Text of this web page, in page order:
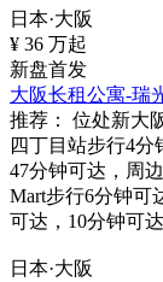
日本·大阪
¥ 36 万起
新盘首发
大阪长租公寓-瑞
推荐：
位处新大
四丁目站步行4
47分钟可达，周
Mart步行6分钟可
可达，10分钟可
日本·大阪